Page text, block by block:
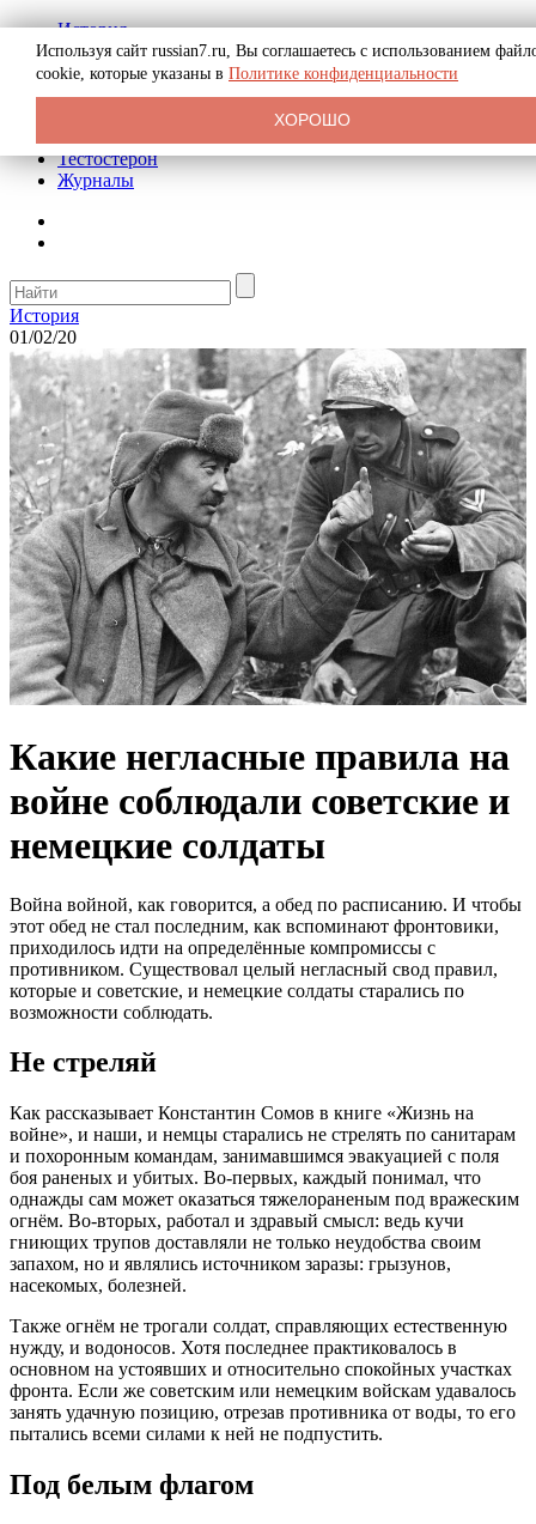
История
Биография
Криминал
Реклама на сайте
Тестостерон
Журналы
История
01/02/20
Какие негласные правила на
войне соблюдали советские и
немецкие солдаты
Война войной, как говорится, а обед по расписанию. И чтобы
этот обед не стал последним, как вспоминают фронтовики,
приходилось идти на определённые компромиссы с
противником. Существовал целый негласный свод правил,
которые и советские, и немецкие солдаты старались по
возможности соблюдать.
Не стреляй
Как рассказывает Константин Сомов в книге «Жизнь на
войне», и наши, и немцы старались не стрелять по санитарам
и похоронным командам, занимавшимся эвакуацией с поля
боя раненых и убитых. Во-первых, каждый понимал, что
однажды сам может оказаться тяжелораненым под вражеским
огнём. Во-вторых, работал и здравый смысл: ведь кучи
гниющих трупов доставляли не только неудобства своим
запахом, но и являлись источником заразы: грызунов,
насекомых, болезней.
Также огнём не трогали солдат, справляющих естественную
нужду, и водоносов. Хотя последнее практиковалось в
основном на устоявших и относительно спокойных участках
фронта. Если же советским или немецким войскам удавалось
занять удачную позицию, отрезав противника от воды, то его
пытались всеми силами к ней не подпустить.
Под белым флагом
Используя сайт russian7.ru, Вы соглашаетесь с использованием
cookie, которые указаны в Политике конфиденциальности
ХОРОШО